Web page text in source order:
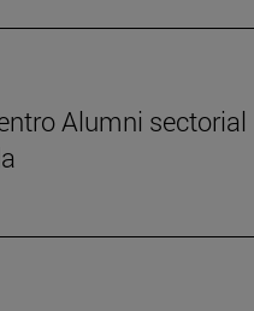
Alumni sectorial